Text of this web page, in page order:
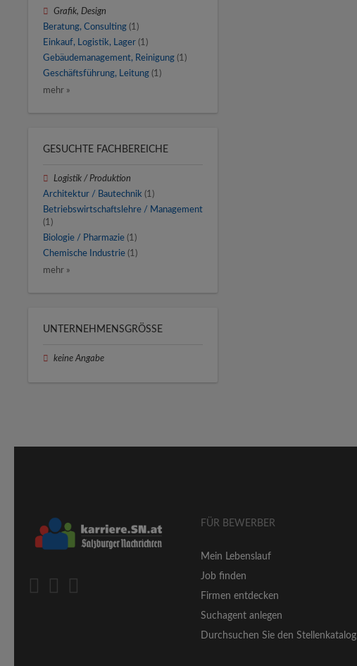
Grafik, Design
Beratung, Consulting (1)
Einkauf, Logistik, Lager (1)
Gebäudemanagement, Reinigung (1)
Geschäftsführung, Leitung (1)
mehr »
GESUCHTE FACHBEREICHE
Logistik / Produktion
Architektur / Bautechnik (1)
Betriebswirtschaftslehre / Management
(1)
Biologie / Pharmazie (1)
Chemische Industrie (1)
mehr »
UNTERNEHMENSGRÖSSE
keine Angabe
FÜR BEWERBER
Mein Lebenslauf
Job finden
Firmen entdecken
Suchagent anlegen
Durchsuchen Sie den Stellenkatalog